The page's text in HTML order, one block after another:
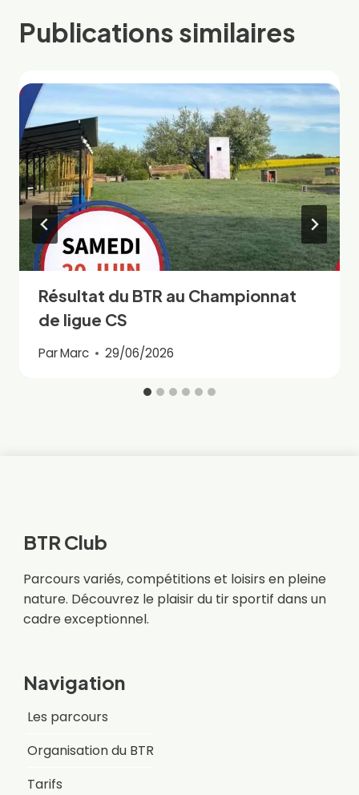
Publications similaires
Résultat du BTR au Championnat
de ligue CS
ParMarc 29/06/2026
BTR Club
Parcours variés, compétitions et loisirs en pleine
nature. Découvrez le plaisir du tir sportif dans un
cadre exceptionnel.
Navigation
Les parcours
Organisation du BTR
Tarifs